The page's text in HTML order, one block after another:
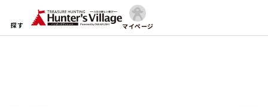
探す マイページ